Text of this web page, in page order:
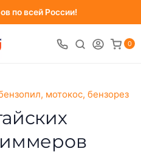
по всей России!
0
мотокос, бензорезов